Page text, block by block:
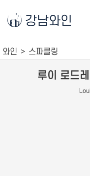
강남와인
와인 스파클링
루이 로드